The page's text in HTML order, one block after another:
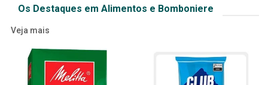
Os Destaques em Alimentos e Bomboniere
Veja mais